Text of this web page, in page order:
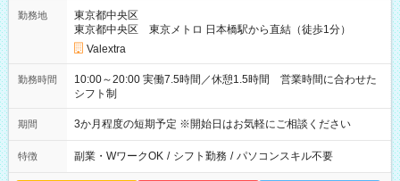
勤務地
東京都中央区
東京都中央区 東京メトロ 日本橋駅から直結（徒歩1分）
Valextra
勤務時間
10:00～20:00 実働7.5時間／休憩1.5時間 営業時間に合わせた
シフト制
期間 3か月程度の短期予定 ※開始日はお気軽にご相談ください
特徴 副業・WワークOK / シフト勤務 / パソコンスキル不要